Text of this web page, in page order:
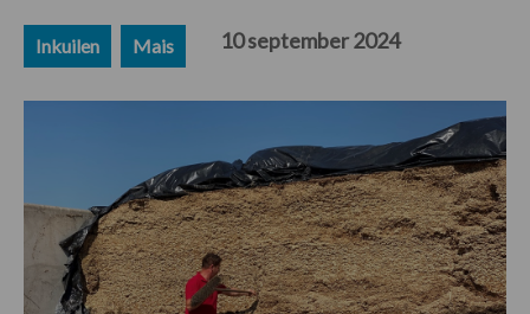
Inkuilen Mais 10 september 2024